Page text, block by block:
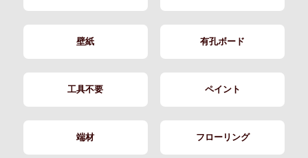
壁紙 有孔ボード
工具不要 ペイント
端材 フローリング